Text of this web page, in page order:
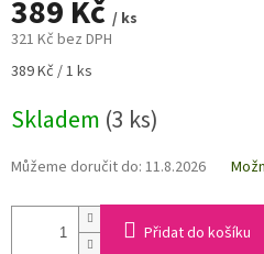
389 Kč / ks
321 Kč bez DPH
Měrná
389 Kč / 1 ks
Skladem (3 ks)
Můžeme doručit do: 11.8.2026
Přidat do košíku